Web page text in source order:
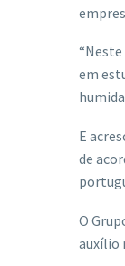
em
E
de
O
auxílio